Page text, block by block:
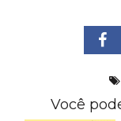
Você